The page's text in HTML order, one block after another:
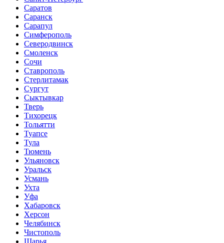
Саратов
Саранск
Сарапул
Симферополь
Северодвинск
Смоленск
Сочи
Ставрополь
Стерлитамак
Сургут
Сыктывкар
Тверь
Тихорецк
Тольятти
Туапсе
Тула
Тюмень
Ульяновск
Уральск
Усмань
Ухта
Уфа
Хабаровск
Херсон
Челябинск
Чистополь
Шарья